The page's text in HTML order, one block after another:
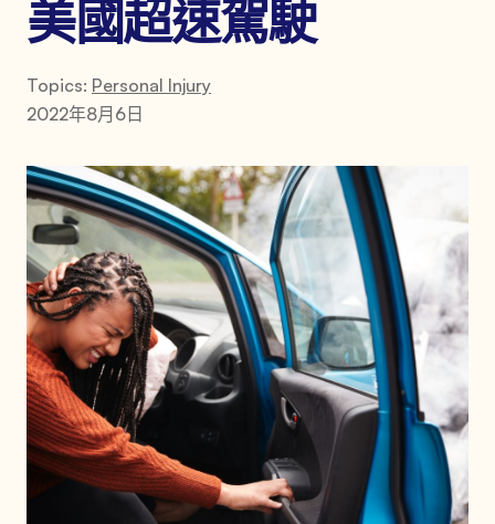
美國超速駕駛
Topics: Personal Injury
2022年8月6日